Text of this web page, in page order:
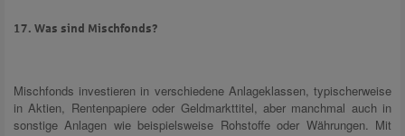
17. Was sind Mischfonds?
Mischfonds investieren in verschiedene Anlageklassen, typischerweise
in Aktien, Rentenpapiere oder Geldmarkttitel, aber manchmal auch in
sonstige Anlagen wie beispielsweise Rohstoffe oder Währungen. Mit